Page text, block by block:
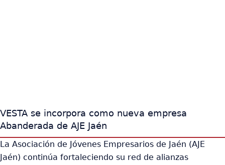
VESTA se incorpora como nueva empresa
Abanderada de AJE Jaén
La Asociación de Jóvenes Empresarios de Jaén (AJE
Jaén) continúa fortaleciendo su red de alianzas